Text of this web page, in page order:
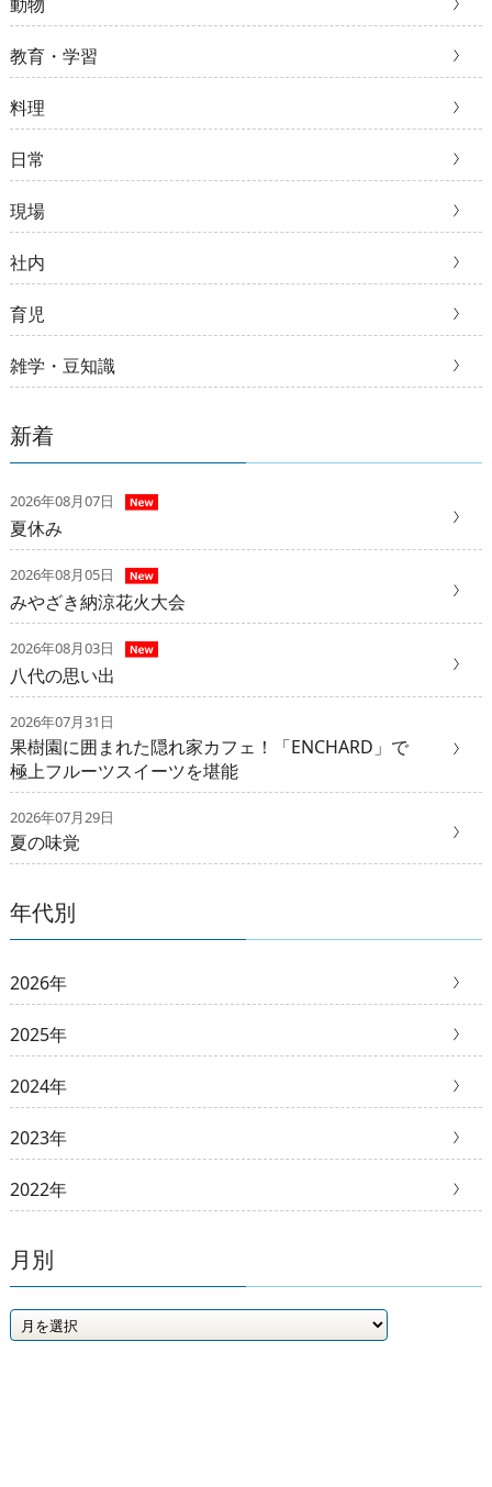
教育・学習
料理
日常
現場
社内
育児
雑学・豆知識
新着
2026年08月07日
夏休み
2026年08月05日
みやざき納涼花火大会
2026年08月03日
八代の思い出
2026年07月31日
果樹園に囲まれた隠れ家カフェ！「ENCHARD」で
極上フルーツスイーツを堪能
2026年07月29日
夏の味覚
年代別
2026年
2025年
2024年
2023年
2022年
月別